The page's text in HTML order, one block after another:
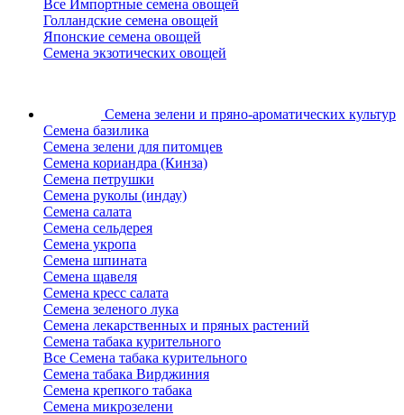
Все Импортные семена овощей
Голландские семена овощей
Японские семена овощей
Семена экзотических овощей
Семена зелени и пряно-ароматических культур
Семена базилика
Семена зелени для питомцев
Семена кориандра (Кинза)
Семена петрушки
Семена руколы (индау)
Семена салата
Семена сельдерея
Семена укропа
Семена шпината
Семена щавеля
Семена кресс салата
Семена зеленого лука
Семена лекарственных и пряных растений
Семена табака курительного
Все Семена табака курительного
Семена табака Вирджиния
Семена крепкого табака
Семена микрозелени